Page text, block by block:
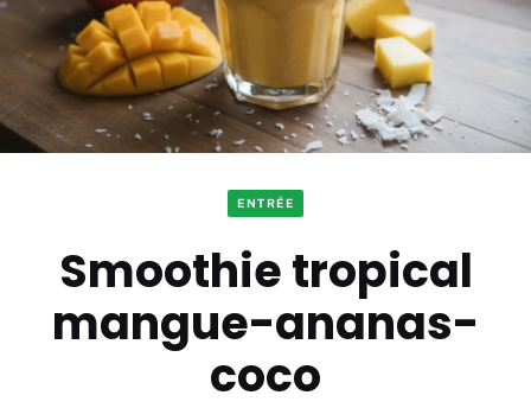
ENTRÉE
Smoothie tropical
mangue-ananas-
coco